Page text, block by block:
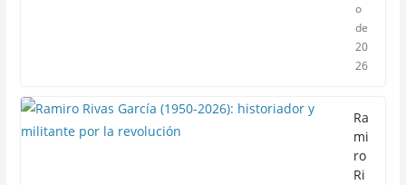
o
de
20
26
Ra
mi
ro
Ri